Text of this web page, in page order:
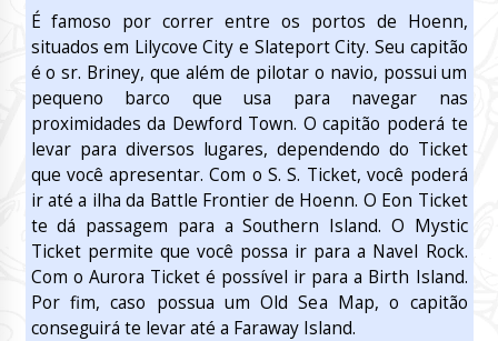
É famoso por correr entre os portos de Hoenn,
situados em Lilycove City e Slateport City. Seu capitão
é o sr. Briney, que além de pilotar o navio, possui um
pequeno barco que usa para navegar nas
proximidades da Dewford Town. O capitão poderá te
levar para diversos lugares, dependendo do Ticket
que você apresentar. Com o S. S. Ticket, você poderá
ir até a ilha da Battle Frontier de Hoenn. O Eon Ticket
te dá passagem para a Southern Island. O Mystic
Ticket permite que você possa ir para a Navel Rock.
Com o Aurora Ticket é possível ir para a Birth Island.
Por fim, caso possua um Old Sea Map, o capitão
conseguirá te levar até a Faraway Island.